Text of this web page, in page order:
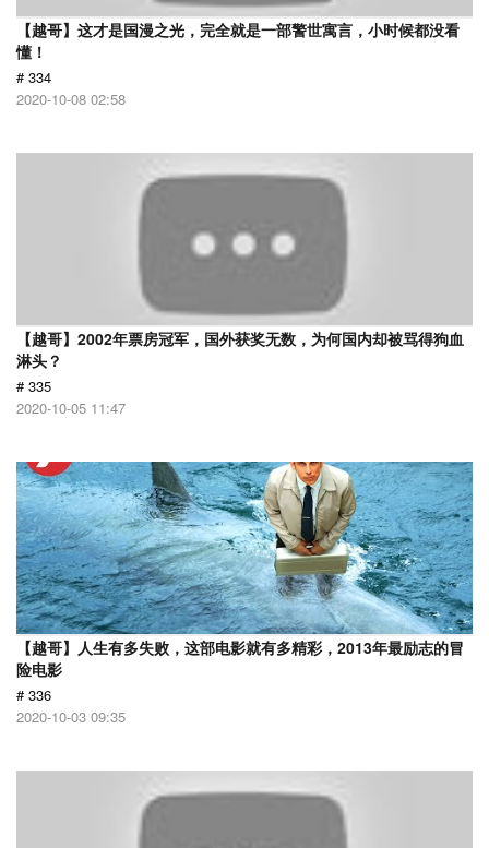
【越哥】这才是国漫之光，完全就是一部警世寓言，小时候都没看
懂！
# 334
2020-10-08 02:58
【越哥】2002年票房冠军，国外获奖无数，为何国内却被骂得狗血
淋头？
# 335
2020-10-05 11:47
【越哥】人生有多失败，这部电影就有多精彩，2013年最励志的冒
险电影
# 336
2020-10-03 09:35